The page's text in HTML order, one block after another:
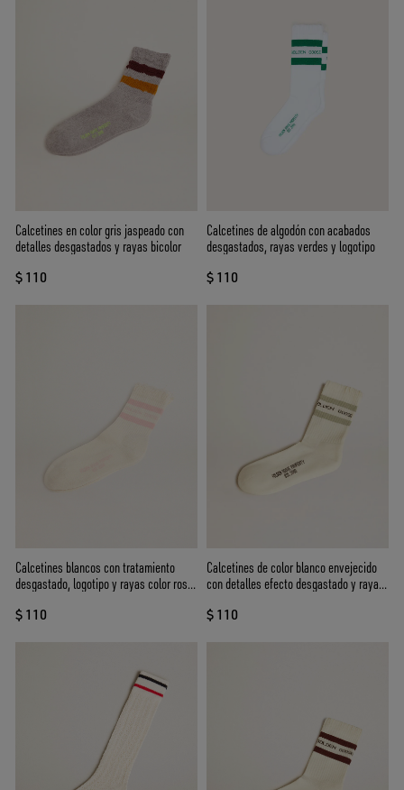
Calcetines en color gris jaspeado con
detalles desgastados y rayas bicolor
$ 110
Calcetines de algodón con acabados
desgastados, rayas verdes y logotipo
$ 110
Calcetines blancos con tratamiento
desgastado, logotipo y rayas color rosa
$ 110
Calcetines de color blanco envejecido
con detalles efecto desgastado y rayas
$ 110